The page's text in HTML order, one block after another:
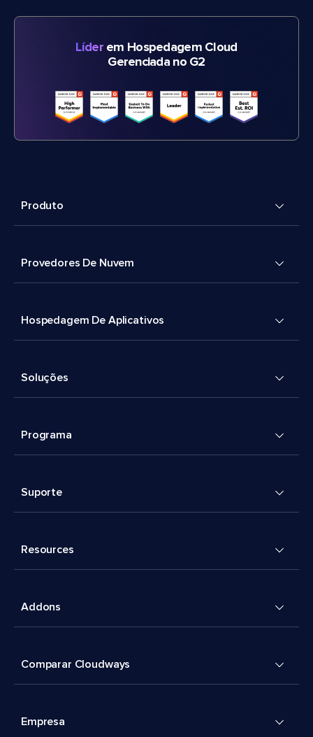
Líderem Hospedagem Cloud
Gerenciada no G2
Produto
Provedores De Nuvem
Hospedagem De Aplicativos
Soluções
Programa
Suporte
Resources
Addons
Comparar Cloudways
Empresa